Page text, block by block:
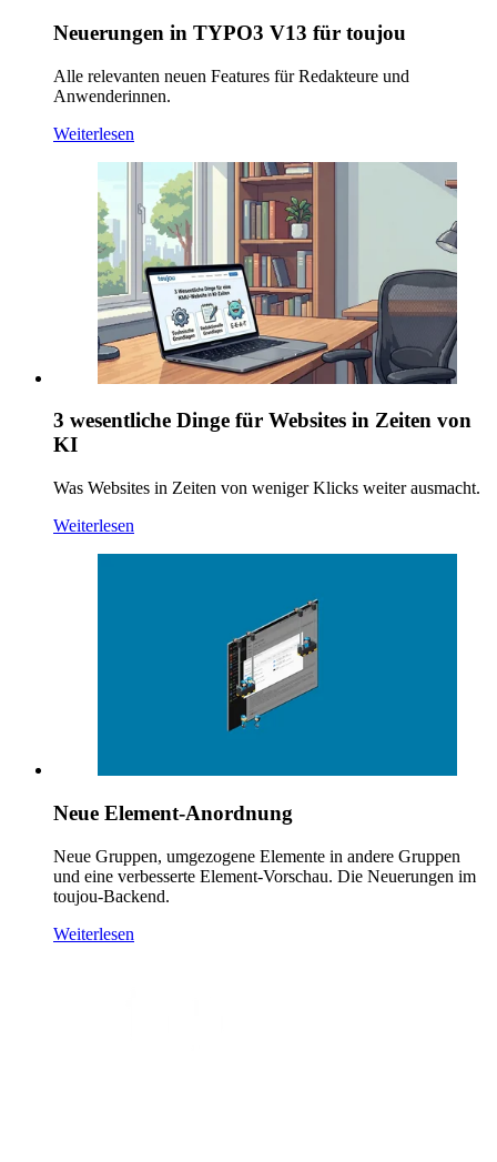
Neuerungen in TYPO3 V13 für toujou
Alle relevanten neuen Features für Redakteure und
Anwenderinnen.
Weiterlesen
3 wesentliche Dinge für Websites in Zeiten von
KI
Was Websites in Zeiten von weniger Klicks weiter ausmacht.
Weiterlesen
Neue Element-Anordnung
Neue Gruppen, umgezogene Elemente in andere Gruppen
und eine verbesserte Element-Vorschau. Die Neuerungen im
toujou-Backend.
Weiterlesen